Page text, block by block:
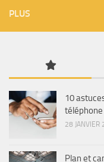
PLUS
10
téléphone
28 JANVIER
Plan et